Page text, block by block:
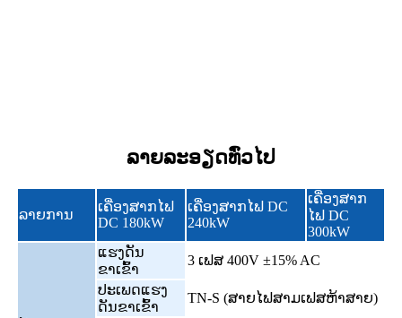
ລາຍລະອຽດທົ່ວໄປ
ລາຍການ
ເຄື່ອງສາກໄຟ
DC 180kW
ເຄື່ອງສາກໄຟ DC
240kW
ເຄື່ອງສາກ
ໄຟ DC
300kW
ແຮງດັນ
ຂາເຂົ້າ
3 ເຟສ 400V ±15% AC
ປະເພດແຮງ
ດັນຂາເຂົ້າ
TN-S (ສາຍໄຟສາມເຟສຫ້າສາຍ)